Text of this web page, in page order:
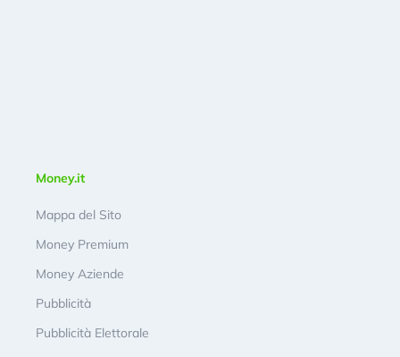
Money.it
Mappa del Sito
Money Premium
Money Aziende
Pubblicità
Pubblicità Elettorale